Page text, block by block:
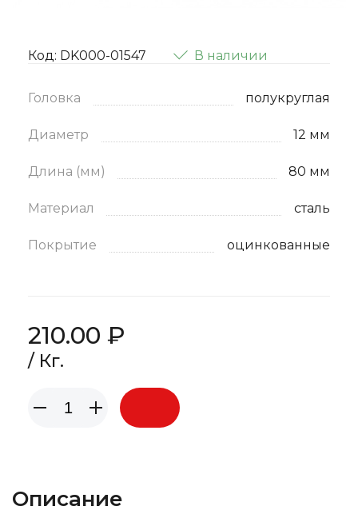
Код: DK000-01547 В наличии
Головка полукруглая
Диаметр 12 мм
Длина (мм) 80 мм
Материал сталь
Покрытие оцинкованные
210.00 ₽
/ Кг.
Описание